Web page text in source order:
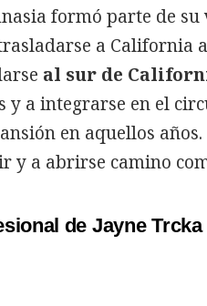
formó parte de
a California
al sur de
y a integrarse en el
en aquellos
y a abrirse camino
de Jayne Trcka